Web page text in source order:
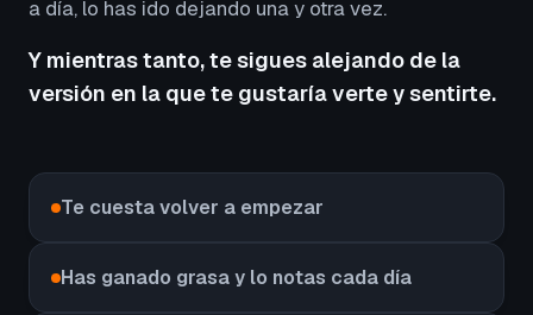
a día, lo has ido dejando una y otra vez.
Y mientras tanto, te sigues alejando de la
versión en la que te gustaría verte y sentirte.
Te cuesta volver a empezar
Has ganado grasa y lo notas cada día